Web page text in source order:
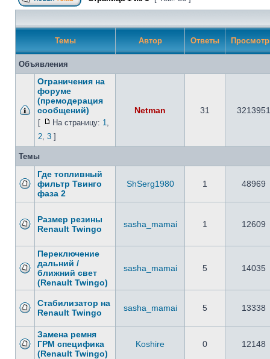
Темы Автор Ответы
Объявления
Ограничения на
форуме
(премодерация
сообщений)
[ На страницу: 1,
2, 3 ]
Netman 31 3213951
Темы
Где топливный
фильтр Твинго
фаза 2
ShSerg1980 1 48969
Размер резины
Renault Twingo
sasha_mamai 1 12609
Переключение
дальний /
ближний свет
(Renault Twingo)
sasha_mamai 5 14035
Стабилизатор на
Renault Twingo
sasha_mamai 5 13338
Замена ремня
ГРМ специфика
(Renault Twingo)
Koshire 0 12148